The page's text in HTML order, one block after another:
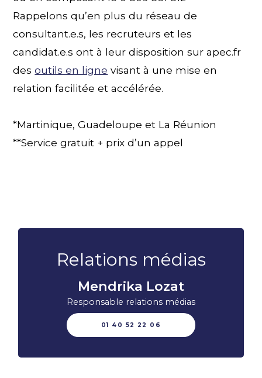
Rappelons qu’en plus du réseau de
consultant.e.s, les recruteurs et les
candidat.e.s ont à leur disposition sur apec.fr
desoutils en ligne visant à une mise en
relation facilitée et accélérée.
*Martinique, Guadeloupe et La Réunion
**Service gratuit + prix d’un appel
Relations médias
Mendrika Lozat
Responsable relations médias
01 40 52 22 06